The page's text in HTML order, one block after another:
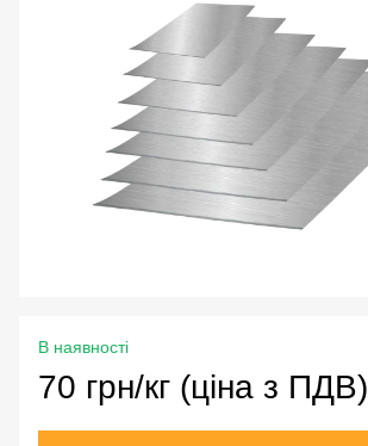
В наявності
70 грн/кг (ціна з ПДВ)